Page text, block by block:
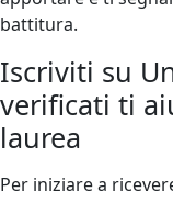
battitura.
Iscriviti su
verificati ti
laurea
Per iniziare a